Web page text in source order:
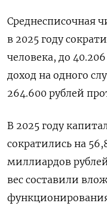
Среднесписочная
в 2025 году
человека, до
доход на одного
264.600 рублей
В 2025 году
сократились на
миллиардов
вес составили